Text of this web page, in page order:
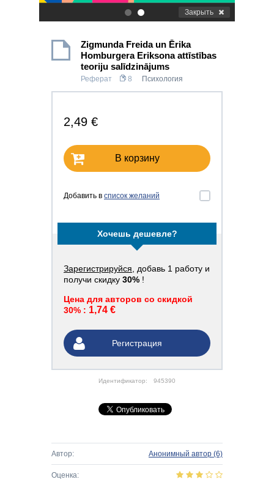
. Закрыть
Zigmunda Freida un Ērika
Homburgera Eriksona attīstības
teoriju salīdzinājums
Реферат 8 Психология
2,49 €
В корзину
Добавить в список желаний
Хочешь дешевле?
Зарегистрируйся , добавь 1 работу и
получи скидку 30% !
Цена для авторов со скидкой
30% : 1,74 €
Регистрация
Идентификатор: 945390
Автор: Анонимный автор (6)
Оценка: